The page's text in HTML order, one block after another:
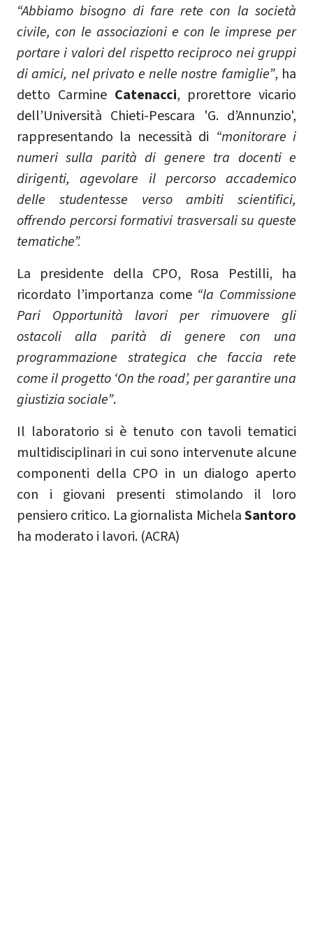
“Abbiamo bisogno di fare rete con la società
civile, con le associazioni e con le imprese per
portare i valori del rispetto reciproco nei gruppi
di amici, nel privato e nelle nostre famiglie”, ha
detto Carmine Catenacci, prorettore vicario
dell’Università Chieti-Pescara 'G. d’Annunzio',
rappresentando la necessità di “monitorare i
numeri sulla parità di genere tra docenti e
dirigenti, agevolare il percorso accademico
delle studentesse verso ambiti scientifici,
offrendo percorsi formativi trasversali su queste
tematiche”.
La presidente della CPO, Rosa Pestilli, ha
ricordato l’importanza come “la Commissione
Pari Opportunità lavori per rimuovere gli
ostacoli alla parità di genere con una
programmazione strategica che faccia rete
come il progetto ‘On the road’, per garantire una
giustizia sociale”.
Il laboratorio si è tenuto con tavoli tematici
multidisciplinari in cui sono intervenute alcune
componenti della CPO in un dialogo aperto
con i giovani presenti stimolando il loro
pensiero critico. La giornalista MichelaSantoro
ha moderato i lavori. (ACRA)